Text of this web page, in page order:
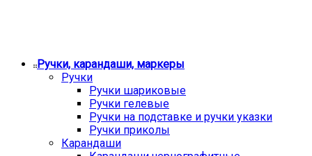
Ручки, карандаши, маркеры
Ручки
Ручки шариковые
Ручки гелевые
Ручки на подставке и ручки указки
Ручки приколы
Карандаши